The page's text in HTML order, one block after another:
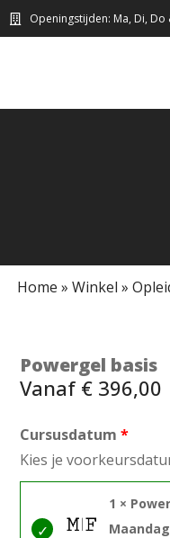
Openingstijden: Ma, Di,
Home » Winkel »
Powergel basis
Vanaf € 396,00
Cursusdatum
Kies je
1 ×